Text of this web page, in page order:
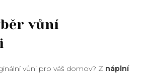
vůní
vůni pro váš domov? Z náplní